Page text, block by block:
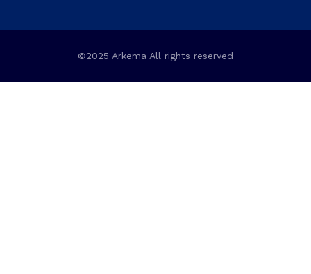
©2025 Arkema All rights reserved